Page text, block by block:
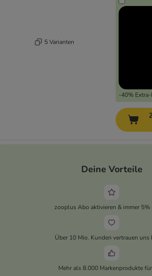
5 Varianten
-40%
Deine Vorteile
zooplus Abo aktivieren & immer 5%
Über 10 Mio. Kunden vertrauen uns
Mehr als 8.000 Markenprodukte